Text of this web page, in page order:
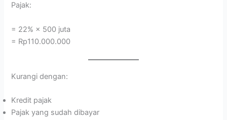
Pajak:
= 22% × 500 juta
= Rp110.000.000
Kurangi dengan:
Kredit pajak
Pajak yang sudah dibayar